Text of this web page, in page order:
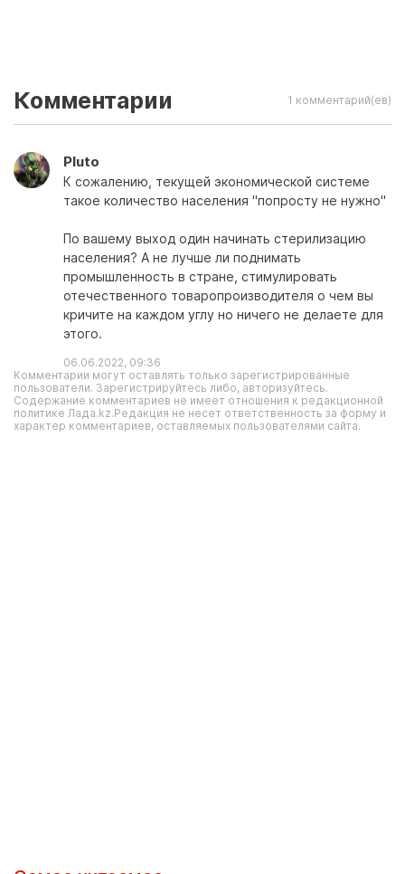
Комментарии 1 комментарий(ев)
Pluto
К сожалению, текущей экономической системе
такое количество населения "попросту не нужно"
По вашему выход один начинать стерилизацию
населения? А не лучше ли поднимать
промышленность в стране, стимулировать
отечественного товаропроизводителя о чем вы
кричите на каждом углу но ничего не делаете для
этого.
06.06.2022, 09:36
Комментарии могут оставлять только зарегистрированные
пользователи. Зарегистрируйтесь либо, авторизуйтесь.
Содержание комментариев не имеет отношения к редакционной
политике Лада.kz.Редакция не несет ответственность за форму и
характер комментариев, оставляемых пользователями сайта.